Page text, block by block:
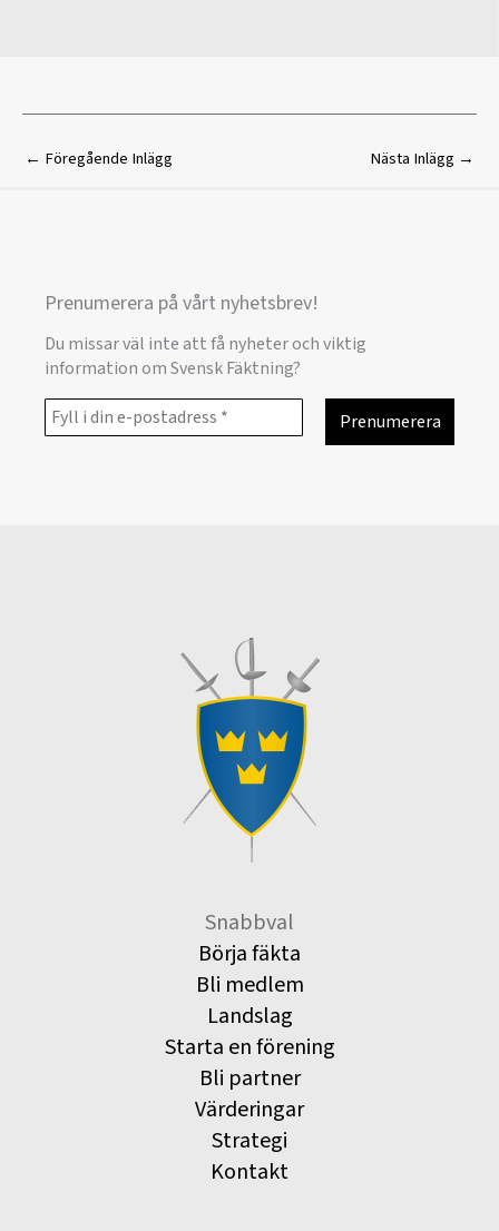
← Föregående Inlägg Nästa Inlägg →
Prenumerera på vårt nyhetsbrev!
Du missar väl inte att få nyheter och viktig
information om Svensk Fäktning?
Snabbval
Börja fäkta
Bli medlem
Landslag
Starta en förening
Bli partner
Värderingar
Strategi
Kontakt